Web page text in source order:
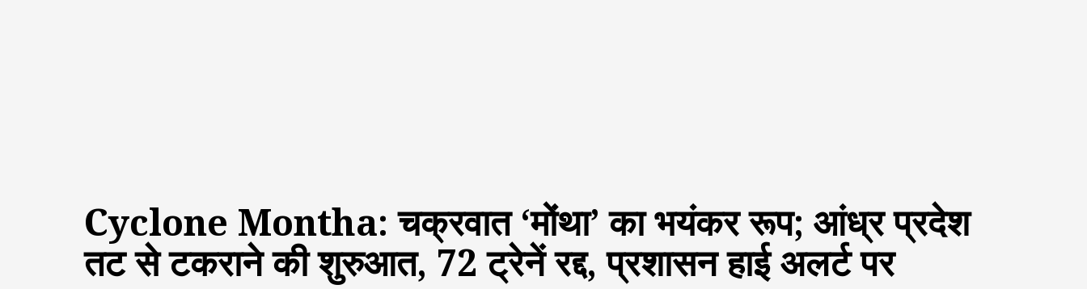
Cyclone Montha: चक्रवात ‘मोंथा’ का भयंकर रूप; आंध्र प्रदेश
तट से टकराने की शुरुआत, 72 ट्रेनें रद्द, प्रशासन हाई अलर्ट पर